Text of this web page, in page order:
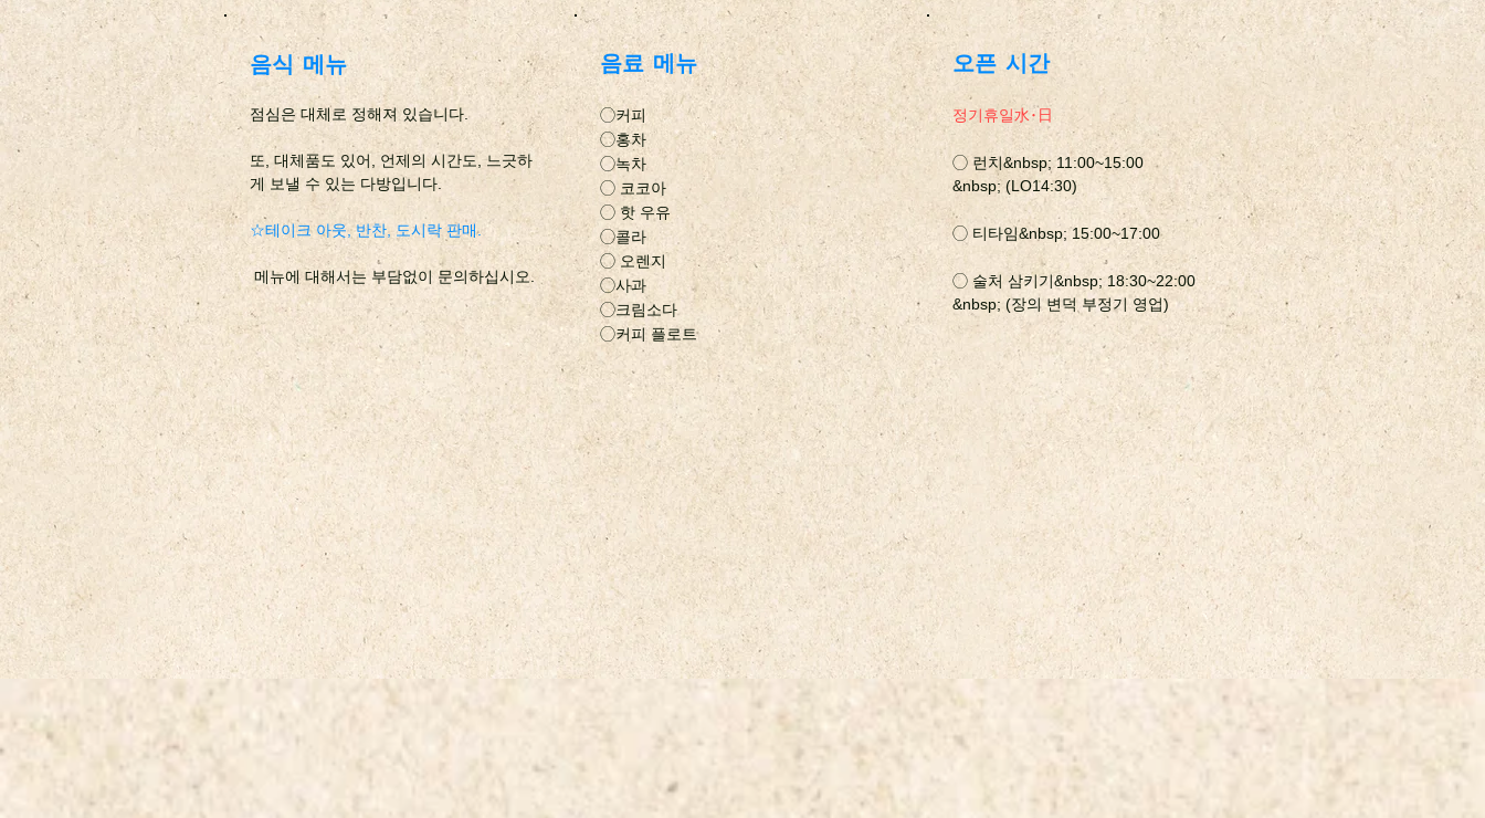
음식 메뉴
점심은 대체로 정해져 있습니다.
또, 대체품도 있어, 언제의 시간도, 느긋하
게 보낼 수 있는 다방입니다.
☆테이크 아웃, 반찬, 도시락 판매.
​ 메뉴에 대해서는 부담없이 문의하십시오.
음료 메뉴
◯커피
◯홍차
◯녹차
◯ 코코아
◯ 핫 우유
◯콜라
◯ 오렌지
◯사과
◯크림소다
◯커피 플로트
오픈 시간
정기휴일⽔･⽇
◯ 런치&nbsp; 11:00~15:00
&nbsp; (LO14:30)
◯ 티타임&nbsp; 15:00~17:00
◯ 술처 삼키기&nbsp; 18:30~22:00
&nbsp; (장의 변덕 부정기 영업)